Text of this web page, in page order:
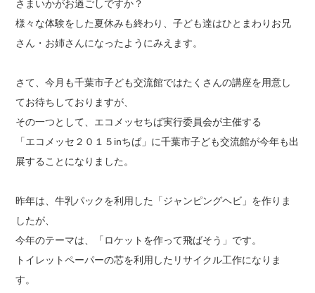
さまいかがお過ごしですか？
様々な体験をした夏休みも終わり、子ども達はひとまわりお兄
さん・お姉さんになったようにみえます。
さて、今月も千葉市子ども交流館ではたくさんの講座を用意し
てお待ちしておりますが、
その一つとして、エコメッセちば実行委員会が主催する
「エコメッセ２０１５inちば」に千葉市子ども交流館が今年も出
展することになりました。
昨年は、牛乳パックを利用した「ジャンピングヘビ」を作りま
したが、
今年のテーマは、「ロケットを作って飛ばそう」です。
トイレットペーパーの芯を利用したリサイクル工作になりま
す。